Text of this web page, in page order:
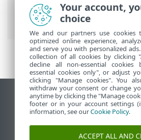
히 >동적 그룹 템플릿> ESET
Prem를 자동화하는 방법
데스크톱 사이트 보기
End of Life
ESET 지식 베이스
Your account,
choice
We and our partners use
optimized online experience,
and serve you with personalized
collection of all cookies by clicking
decline all non-essential cookies
essential cookies only", or adjust
clicking "Manage cookies". You
withdraw your consent or change
anytime by clicking the "Manage
footer or in your account settings
information, see ourCookie Policy.
ACCEPT ALL AND